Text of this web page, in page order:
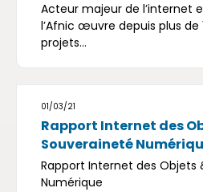
Acteur majeur de l’internet
l’Afnic œuvre depuis plus de
projets...
01/03/21
Rapport Internet des
Souveraineté
Rapport Internet des Objets
Numérique